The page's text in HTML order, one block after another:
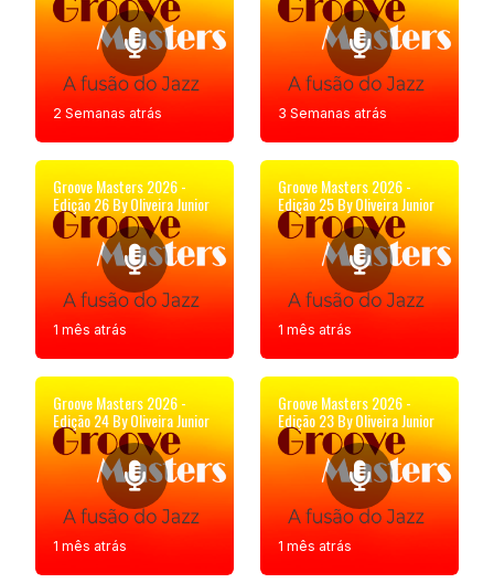
2 Semanas atrás 3 Semanas atrás
Groove Masters 2026 -
Edição 26 By Oliveira Junior
1 mês atrás
Groove Masters 2026 -
Edição 25 By Oliveira Junior
1 mês atrás
Groove Masters 2026 -
Edição 24 By Oliveira Junior
1 mês atrás
Groove Masters 2026 -
Edição 23 By Oliveira Junior
1 mês atrás